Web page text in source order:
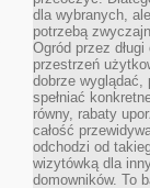
dla wybranych,
potrzebą
Ogród przez
przestrzeń
dobrze wyglądać,
spełniać
równy, rabaty
całość
odchodzi od
wizytówką dla
domowników. To